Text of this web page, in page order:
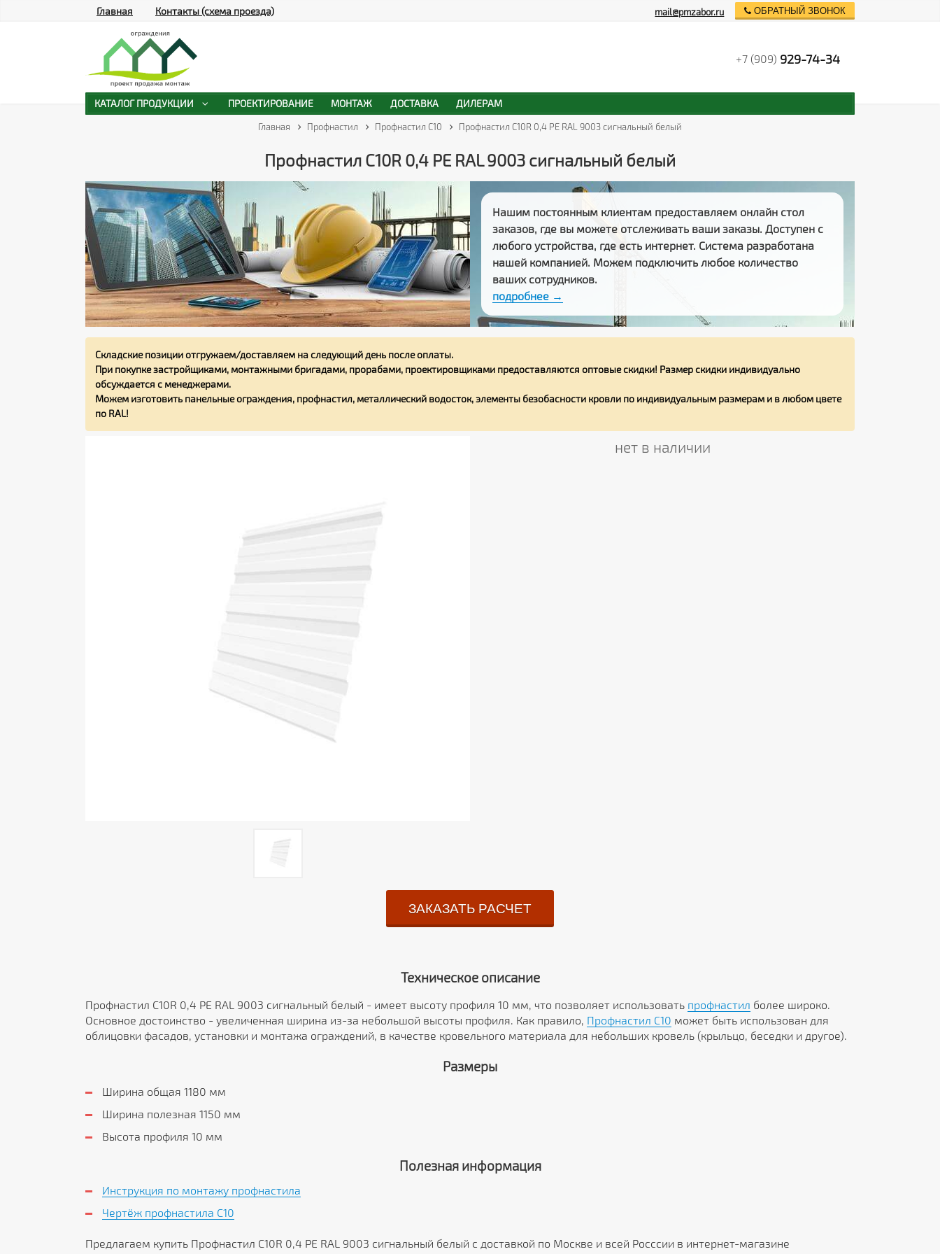
Главная Профнастил Профнастил С10 Профнастил С10R 0,4 PE RAL 9003 сигнальный белый
Профнастил С10R 0,4 PE RAL 9003 сигнальный белый
Нашим постоянным клиентам предоставляем онлайн стол
заказов, где вы можете отслеживать ваши заказы. Доступен с
любого устройства, где есть интернет. Система разработана
нашей компанией. Можем подключить любое количество
ваших сотрудников.
подробнее →
Складские позиции отгружаем/доставляем на следующий день после оплаты.
При покупке застройщиками, монтажными бригадами, прорабами, проектировщиками предоставляются оптовые скидки! Размер скидки индивидуально
обсуждается с менеджерами.
Можем изготовить панельные ограждения, профнастил, металлический водосток, элементы безобасности кровли по индивидуальным размерам и в любом цвете
по RAL!
нет в наличии
ЗАКАЗАТЬ РАСЧЕТ
Техническое описание
Профнастил С10R 0,4 PE RAL 9003 сигнальный белый - имеет высоту профиля 10 мм, что позволяет использовать профнастил более широко.
Основное достоинство - увеличенная ширина из-за небольшой высоты профиля. Как правило, Профнастил C10 может быть использован для
облицовки фасадов, установки и монтажа ограждений, в качестве кровельного материала для небольших кровель (крыльцо, беседки и другое).
Размеры
Ширина общая 1180 мм
Ширина полезная 1150 мм
Высота профиля 10 мм
Полезная информация
Инструкция по монтажу профнастила
Чертёж профнастила C10
Предлагаем купить Профнастил С10R 0,4 PE RAL 9003 сигнальный белый с доставкой по Москве и всей Росссии в интернет-магазине
Главная Контакты (схема проезда) mail@pmzabor.ru ОБРАТНЫЙ ЗВОНОК
+7 (909) 929-74-34
КАТАЛОГ ПРОДУКЦИИ ПРОЕКТИРОВАНИЕ МОНТАЖ ДОСТАВКА ДИЛЕРАМ